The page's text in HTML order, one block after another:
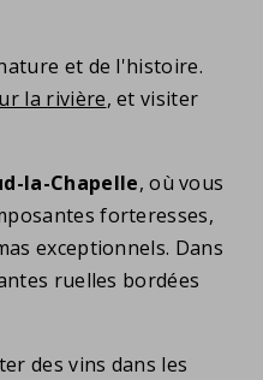
et de l'histoire.
la rivière, et visiter
la-Chapelle, où vous
forteresses,
exceptionnels. Dans
ruelles bordées
des vins dans les